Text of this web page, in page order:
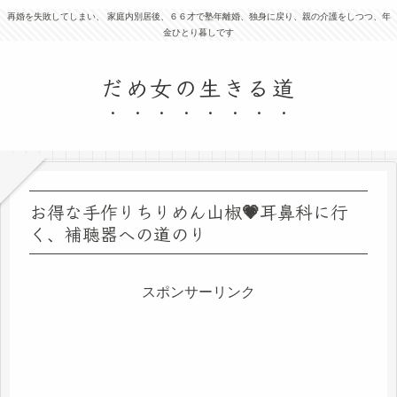
再婚を失敗してしまい、 家庭内別居後、６６才で塾年離婚、独身に戻り、親の介護をしつつ、年
金ひとり暮しです
だめ女の生きる道
お得な手作りちりめん山椒💗耳鼻科に行
く、補聴器への道のり
スポンサーリンク